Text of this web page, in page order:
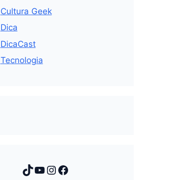
Cultura Geek
Dica
DicaCast
Tecnologia
TikTok
Youtube
Instagram
Facebook